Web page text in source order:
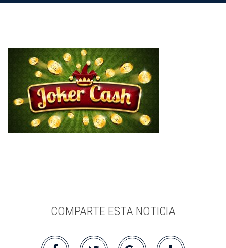
COMPARTE ESTA NOTICIA